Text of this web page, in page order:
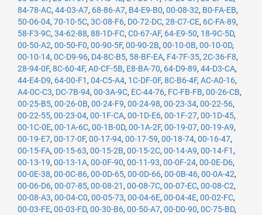
84-78-AC, 44-03-A7, 68-86-A7, B4-E9-B0, 00-08-32, B0-FA-EB,
50-06-04, 70-10-5C, 3C-08-F6, D0-72-DC, 28-C7-CE, 6C-FA-89,
58-F3-9C, 34-62-88, 88-1D-FC, C0-67-AF, 64-E9-50, 18-9C-5D,
00-50-A2, 00-50-F0, 00-90-5F, 00-90-2B, 00-10-0B, 00-10-0D,
00-10-14, 0C-D9-96, D4-8C-B5, 58-BF-EA, F4-7F-35, 2C-36-F8,
28-94-0F, 8C-60-4F, A0-CF-5B, E8-BA-70, 64-D9-89, 44-D3-CA,
44-E4-D9, 64-00-F1 , 04-C5-A4, 1C-DF-0F, 8C-B6-4F, AC-A0-16,
A4-0C-C3, DC-7B-94, 00-3A-9C, EC-44-76, FC-FB-FB, 00-26-CB,
00-25-B5, 00-26-0B, 00-24-F9, 00-24-98, 00-23-34, 00-22-56,
00-22-55, 00-23-04, 00-1F-CA, 00-1D-E6, 00-1F-27, 00-1D-45,
00-1C-0E, 00-1A-6C, 00-1B-0D, 00-1A-2F, 00-19-07, 00-19-A9,
00-19-E7, 00-17-0F, 00-17-94, 00-17-59, 00-18-74, 00-16-47,
00-15-FA, 00-15-63, 00-15-2B, 00-15-2C, 00-14-A9, 00-14-F1 ,
00-13-19, 00-13-1A, 00-0F-90, 00-11-93, 00-0F-24, 00-0E-D6,
00-0E-38, 00-0C-86, 00-0D-65, 00-0D-66, 00-0B-46, 00-0A-42,
00-06-D6, 00-07-85, 00-08-21 , 00-08-7C, 00-07-EC, 00-08-C2,
00-08-A3, 00-04-C0, 00-05-73, 00-04-6E, 00-04-4E, 00-02-FC,
00-03-FE, 00-03-FD, 00-30-B6, 00-50-A7, 00-D0-90, 0C-75-BD,